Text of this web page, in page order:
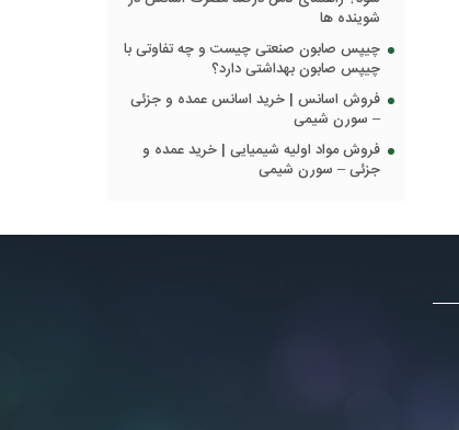
شوینده ها
چیپس صابون صنعتی چیست و چه تفاوتی با
چیپس صابون بهداشتی دارد؟
فروش اسانس | خرید اسانس عمده و جزئی
– سورن شیمی
فروش مواد اولیه شیمیایی | خرید عمده و
جزئی – سورن شیمی